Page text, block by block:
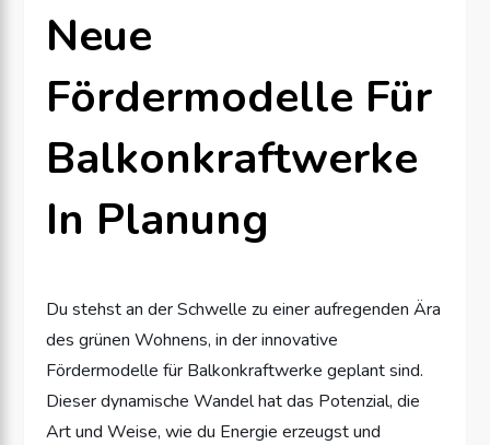
Neue
Fördermodelle Für
Balkonkraftwerke
In Planung
Du stehst an der Schwelle zu einer aufregenden Ära
des grünen Wohnens, in der innovative
Fördermodelle für Balkonkraftwerke geplant sind.
Dieser dynamische Wandel hat das Potenzial, die
Art und Weise, wie du Energie erzeugst und